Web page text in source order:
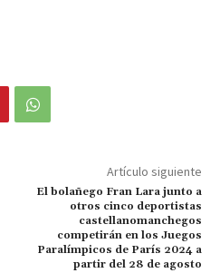
Artículo siguiente
El bolañego Fran Lara junto a
otros cinco deportistas
castellanomanchegos
competirán en los Juegos
Paralímpicos de París 2024 a
partir del 28 de agosto